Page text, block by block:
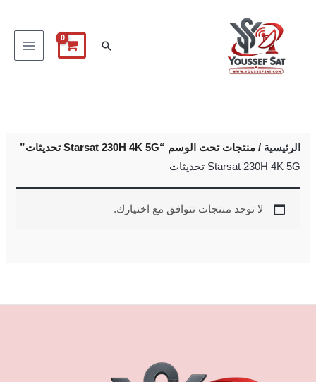
البحث
الرئيسية / منتجات تحت الوسم “Starsat 230H 4K 5G تحديثات”
Starsat 230H 4K 5G تحديثات
لا توجد منتجات تتوافق مع اختيارك.